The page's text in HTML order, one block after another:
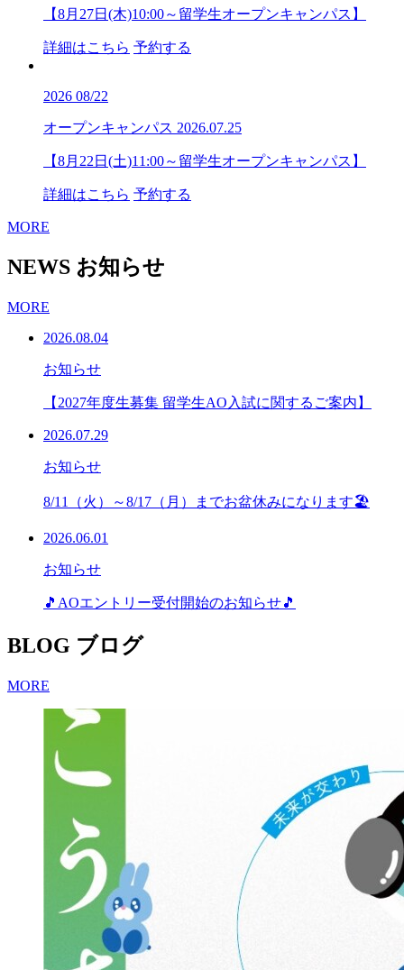
【8月27日(木)10:00～留学生オープンキャンパス】
詳細はこちら 予約する
2026 08/22
オープンキャンパス 2026.07.25
【8月22日(土)11:00～留学生オープンキャンパス】
詳細はこちら 予約する
MORE
NEWS お知らせ
MORE
2026.08.04
お知らせ
【2027年度生募集 留学生AO入試に関するご案内】
2026.07.29
お知らせ
8/11（火）～8/17（月）までお盆休みになります🏖
2026.06.01
お知らせ
🎵AOエントリー受付開始のお知らせ🎵
BLOG ブログ
MORE